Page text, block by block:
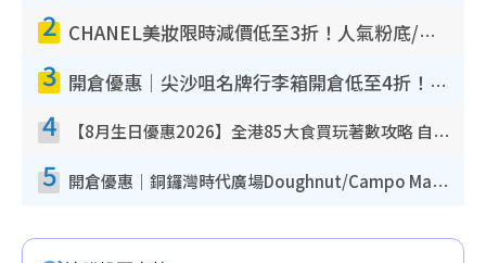
2 CHANEL美妝限時減價低至3折！人氣粉底/唇膏/精華液低至$275！COCO香水都有平
3 開倉優惠｜尖沙咀名牌行李箱開倉低至4折！一連5日 American Tourister/ace./Hallmark $200起！
4 【8月生日優惠2026】全港85大食買玩著數攻略 自助餐/火鍋放題同行免費＋誠品/DONKI送現金券
5 開倉優惠｜銅鑼灣時代廣場Doughnut/Campo Marzio開倉低至1折！背囊、書包、手袋劈價$200起